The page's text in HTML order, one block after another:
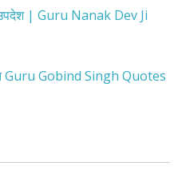
| Guru Nanak Dev Ji
Guru Gobind Singh Quotes